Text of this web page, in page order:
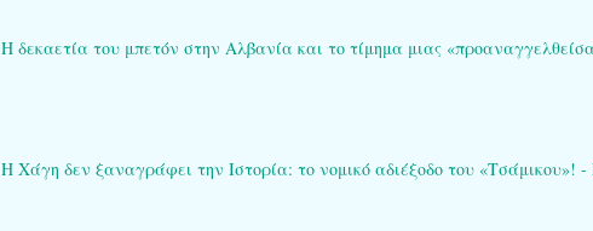
Η δεκαετία του μπετόν στην Αλβανία και το τίμημα μιας
Η Χάγη δεν ξαναγράφει την Ιστορία: το νομικό αδιέξοδο του «Τσάμικου»! -